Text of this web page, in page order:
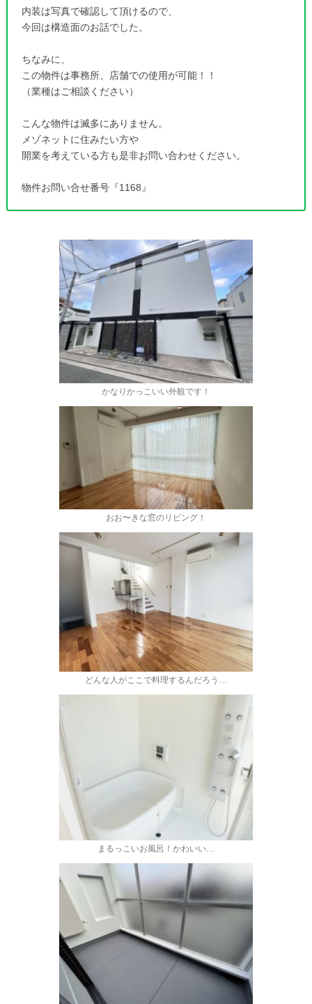
内装は写真で確認して頂けるので、
今回は構造面のお話でした。
ちなみに、
この物件は事務所、店舗での使用が可能！！
（業種はご相談ください）
こんな物件は滅多にありません。
メゾネットに住みたい方や
開業を考えている方も是非お問い合わせください。
物件お問い合せ番号『1168』
かなりかっこいい外観です！
おお〜きな窓のリビング！
どんな人がここで料理するんだろう…
まるっこいお風呂！かわいい…